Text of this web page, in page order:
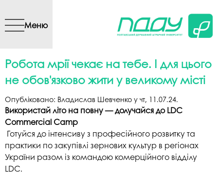
вмісту
Меню
Робота мрії чекає на тебе. І для цього
не обов'язково жити у великому місті
Опубліковано: Владислав Шевченко у чт, 11.07.24.
Використай літо на повну — долучайся до LDC
Commercial Camp
Готуйся до інтенсиву з професійного розвитку та
практики по закупівлі зернових культур в регіонах
України разом із командою комерційного відділу
LDC.